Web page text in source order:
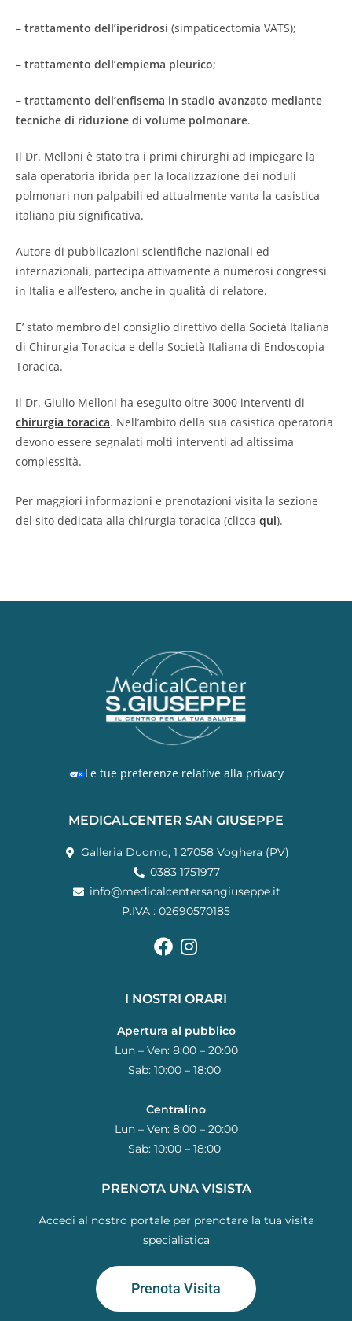
– trattamento dell’iperidrosi (simpaticectomia VATS);
– trattamento dell’empiema pleurico;
– trattamento dell’enfisema in stadio avanzato mediante
tecniche di riduzione di volume polmonare.
Il Dr. Melloni è stato tra i primi chirurghi ad impiegare la
sala operatoria ibrida per la localizzazione dei noduli
polmonari non palpabili ed attualmente vanta la casistica
italiana più significativa.
Autore di pubblicazioni scientifiche nazionali ed
internazionali, partecipa attivamente a numerosi congressi
in Italia e all’estero, anche in qualità di relatore.
E’ stato membro del consiglio direttivo della Società Italiana
di Chirurgia Toracica e della Società Italiana di Endoscopia
Toracica.
Il Dr. Giulio Melloni ha eseguito oltre 3000 interventi di
chirurgia toracica. Nell’ambito della sua casistica operatoria
devono essere segnalati molti interventi ad altissima
complessità.
Per maggiori informazioni e prenotazioni visita la sezione
del sito dedicata alla chirurgia toracica (clicca qui).
Le tue preferenze relative alla privacy
MEDICALCENTER SAN GIUSEPPE
Galleria Duomo, 1 27058 Voghera (PV)
0383 1751977
info@medicalcentersangiuseppe.it
P.IVA : 02690570185
I NOSTRI ORARI
Apertura al pubblico
Lun – Ven: 8:00 – 20:00
Sab: 10:00 – 18:00
Centralino
Lun – Ven: 8:00 – 20:00
Sab: 10:00 – 18:00
PRENOTA UNA VISISTA
Accedi al nostro portale per prenotare la tua visita
specialistica
Prenota Visita